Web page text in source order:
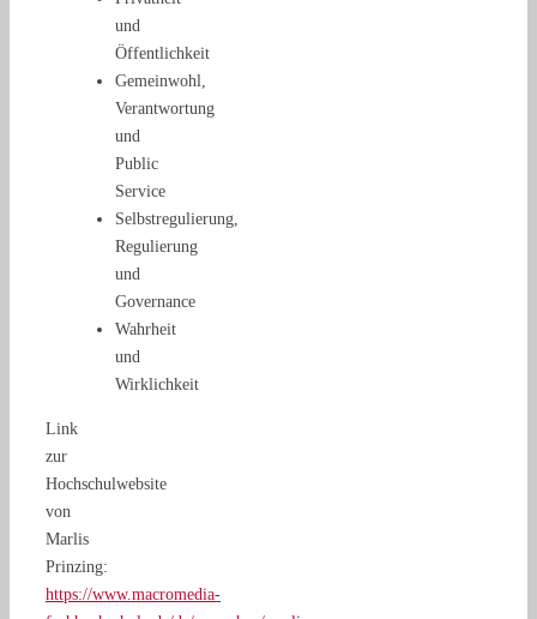
und
Öffentlichkeit
Gemeinwohl,
Verantwortung
und
Public
Service
Selbstregulierung,
Regulierung
und
Governance
Wahrheit
und
Wirklichkeit
Link
zur
Hochschulwebsite
von
Marlis
Prinzing:
https://www.macromedia-